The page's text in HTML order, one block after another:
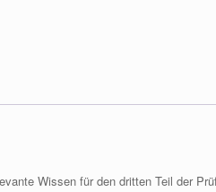
Wissen für den dritten Teil der